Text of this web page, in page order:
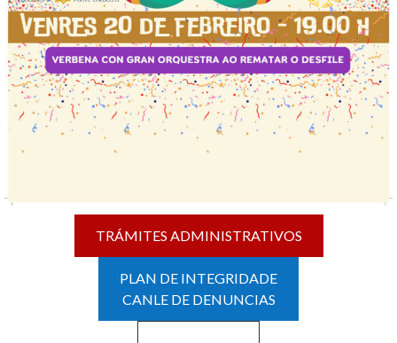
TRÁMITES ADMINISTRATIVOS
PLAN DE INTEGRIDADE
CANLE DE DENUNCIAS